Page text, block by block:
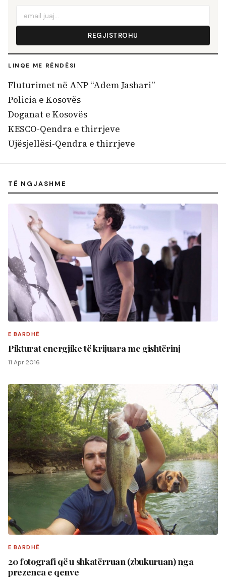
REGJISTROHU
LINQE ME RËNDËSI
Fluturimet në ANP “Adem Jashari”
Policia e Kosovës
Doganat e Kosovës
KESCO-Qendra e thirrjeve
Ujësjellësi-Qendra e thirrjeve
TË NGJASHME
E BARDHË
Pikturat energjike të krijuara me gishtërinj
11 Apr 2016
E BARDHË
20 fotografi që u shkatërruan (zbukuruan) nga
prezenca e qenve